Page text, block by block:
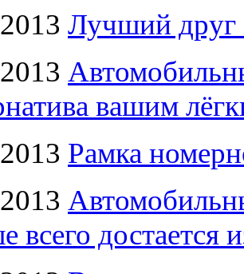
Лучший друг
вашим
Рамка
всего достается